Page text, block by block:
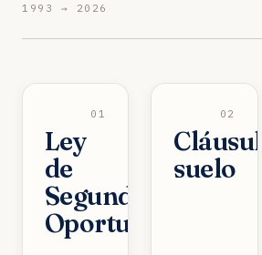
1993 → 2026
01
Ley
de
Segunda
Oportunidad
02
Cláusula
suelo